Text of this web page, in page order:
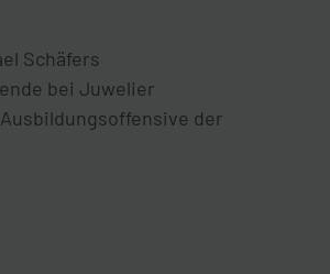
Schäfers
bei Juwelier
der